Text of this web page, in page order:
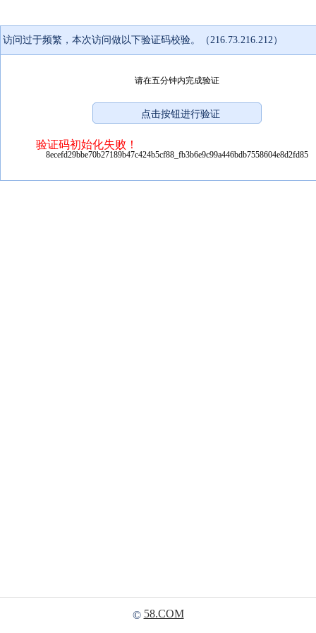
访问过于频繁，本次访问做以下验证码校验。（216.73.216.212）
请在五分钟内完成验证
验证码初始化失败！
8ecefd29bbe70b27189b47c424b5cf88_fb3b6e9c99a446bdb7558604e8d2fd85
© 58.COM